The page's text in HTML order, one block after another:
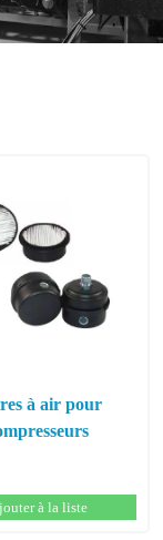
à air pour
à la liste